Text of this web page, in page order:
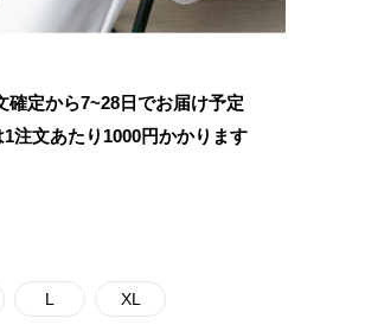
確定から7~28日でお届け予定
注文あたり 1000円かかります
L XL